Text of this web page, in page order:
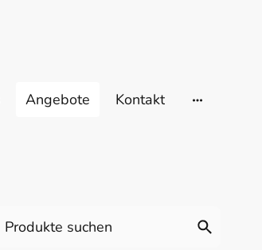
Angebote Kontakt